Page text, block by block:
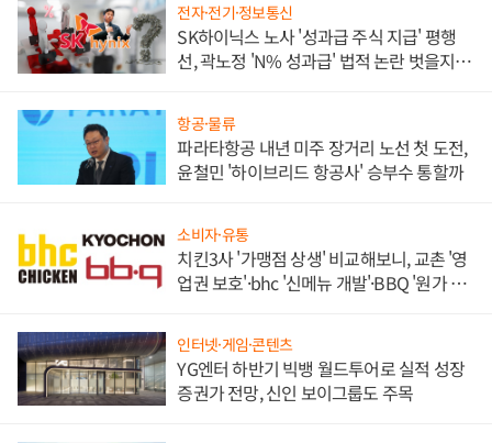
전자·전기·정보통신
SK하이닉스 노사 '성과급 주식 지급' 평행
선, 곽노정 'N% 성과급' 법적 논란 벗을지 주
항공·물류
파라타항공 내년 미주 장거리 노선 첫 도전,
윤철민 '하이브리드 항공사' 승부수 통할까
소비자·유통
치킨3사 '가맹점 상생' 비교해보니, 교촌 '영
업권 보호'·bhc '신메뉴 개발'·BBQ '원가 부
인터넷·게임·콘텐츠
YG엔터 하반기 빅뱅 월드투어로 실적 성장
증권가 전망, 신인 보이그룹도 주목